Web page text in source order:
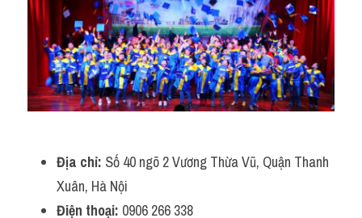
Địa chỉ: Số 40 ngõ 2 Vương Thừa Vũ, Quận Thanh
Xuân, Hà Nội
Điện thoại: 0906 266 338